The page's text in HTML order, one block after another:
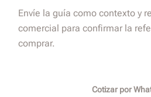
Envíe la guía como contexto y
comercial para confirmar la
comprar.
Cotizar por